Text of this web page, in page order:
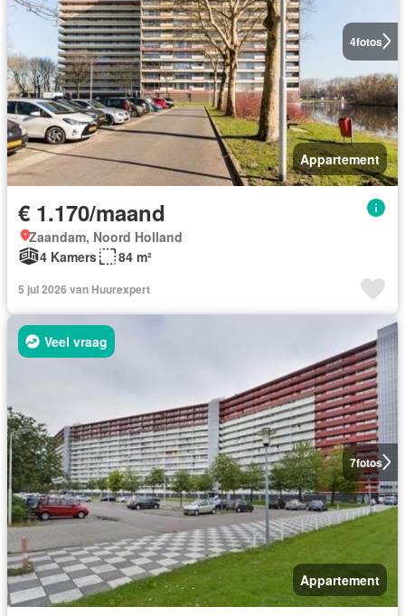
4fotos
Appartement
€ 1.170/maand
Zaandam, Noord Holland
4 Kamers
84 m²
5 jul 2026 van Huurexpert
7fotos
Veel vraag
Appartement